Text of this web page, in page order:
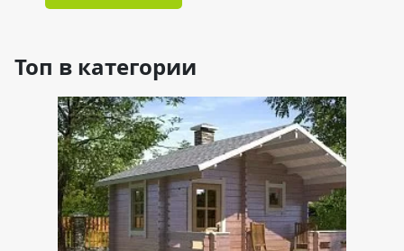
Топ в категории